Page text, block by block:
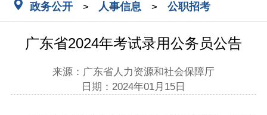
政务公开 > 人事信息 > 公职招考
广东省2024年考试录用公务员公告
来源：广东省人力资源和社会保障厅
日期：2024年01月15日